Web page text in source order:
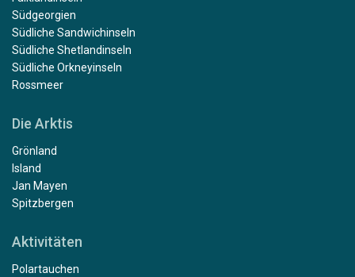
Südgeorgien
Südliche Sandwichinseln
Südliche Shetlandinseln
Südliche Orkneyinseln
Rossmeer
Die Arktis
Grönland
Island
Jan Mayen
Spitzbergen
Aktivitäten
Polartauchen